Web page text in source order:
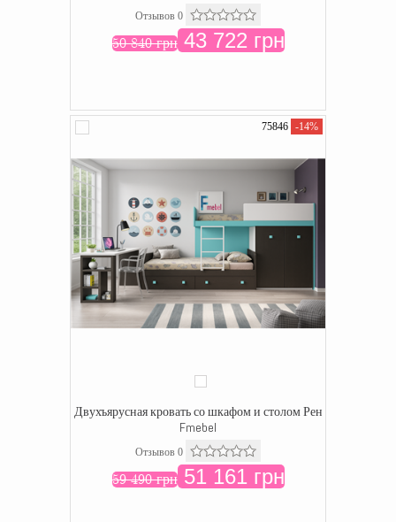
Отзывов 0
50 840 грн43 722 грн
75846 -14%
Двухъярусная кровать со шкафом и столом Рен
Fmebel
Отзывов 0
59 490 грн51 161 грн